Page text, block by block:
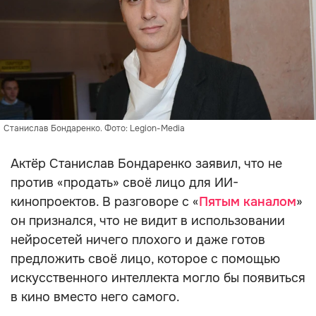
Станислав Бондаренко. Фото: Legion-Media
Актёр Станислав Бондаренко заявил, что не
против «продать» своё лицо для ИИ-
кинопроектов. В разговоре с «Пятым каналом»
он признался, что не видит в использовании
нейросетей ничего плохого и даже готов
предложить своё лицо, которое с помощью
искусственного интеллекта могло бы появиться
в кино вместо него самого.